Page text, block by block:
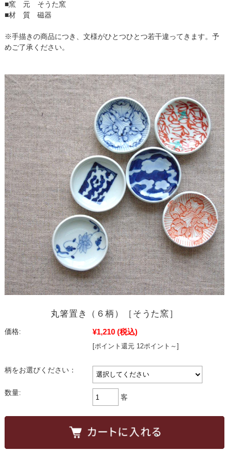
■窯 元 そうた窯
■材 質 磁器
※手描きの商品につき、文様がひとつひとつ若干違ってきます。予
めご了承ください。
丸箸置き（６柄）［そうた窯］
価格: ¥1,210 (税込)
[ポイント還元 12ポイント～]
柄をお選びください：
数量:
客